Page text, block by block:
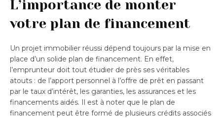
L’importance de monter
votre plan de financement
Un projet immobilier réussi dépend toujours par la mise en
place d’un solide plan de financement. En effet,
l’emprunteur doit tout étudier de près ses véritables
atouts : de l’apport personnel à l’offre de prêt en passant
par le taux d’intérêt, les garanties, les assurances et les
financements aidés. Il est à noter que le plan de
financement peut être formé de plusieurs crédits associés